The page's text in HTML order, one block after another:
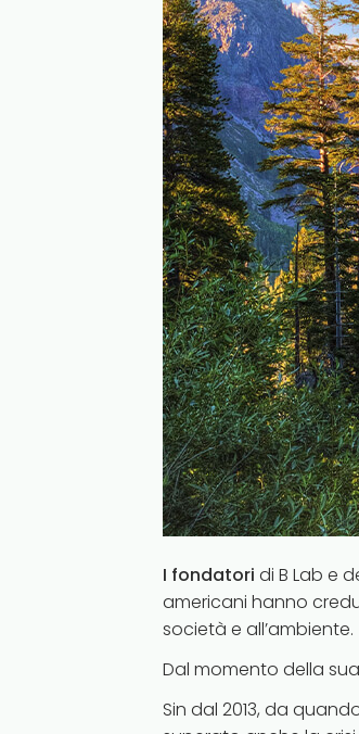
I fondatori di B Lab e
americani hanno
società e all’ambiente.
Dal momento della
Sin dal 2013, da